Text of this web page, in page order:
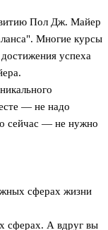
Пол Дж. Майер
Многие курсы
успеха
— не надо
сейчас — не нужно
сферах жизни
сферах. А вдруг вы